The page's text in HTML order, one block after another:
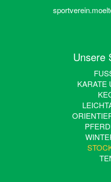
Unsere
KARATE